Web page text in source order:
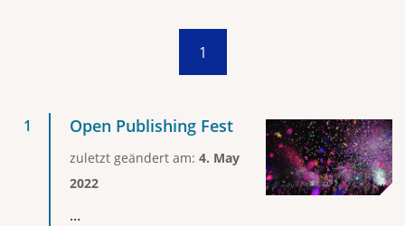
1
Open Publishing Fest
zuletzt geändert am: 4. May
2022
...